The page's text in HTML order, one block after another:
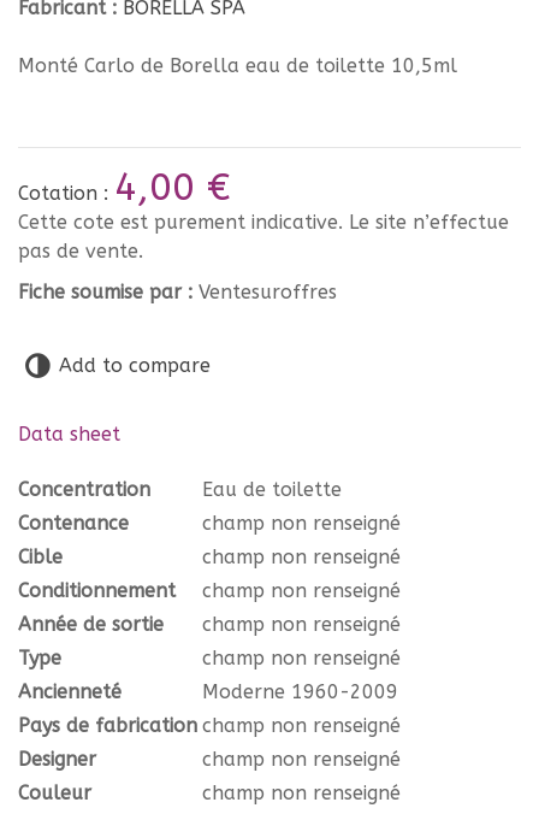
Fabricant : BORELLA SPA
Monté Carlo de Borella eau de toilette 10,5ml
Cotation : 4,00 €
Cette cote est purement indicative. Le site n’effectue
pas de vente.
Fiche soumise par : Ventesuroffres
Add to compare
Data sheet
Concentration
Eau de toilette
Contenance
champ non renseigné
Cible
champ non renseigné
Conditionnement
champ non renseigné
Année de sortie
champ non renseigné
Type
champ non renseigné
Ancienneté
Moderne 1960-2009
Pays de fabrication champ non renseigné
Designer
champ non renseigné
Couleur
champ non renseigné